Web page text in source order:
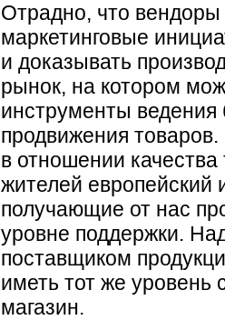
Отрадно, что вендоры
маркетинговые
и доказывать
рынок, на котором
инструменты ведения
продвижения
в отношении качества
жителей европейский
получающие от нас
уровне поддержки.
поставщиком
иметь тот же уровень
магазин.